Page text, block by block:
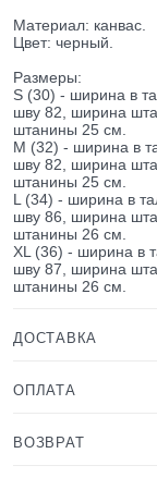
Материал: канвас.
Цвет: черный.
Размеры:
S (30) - ширина в
шву 82, ширина
штанины 25 см.
M (32) - ширина в
шву 82, ширина
штанины 25 см.
L (34) - ширина в
шву 86, ширина
штанины 26 см.
XL (36) - ширина в
шву 87, ширина
штанины 26 см.
ДОСТАВКА
ОПЛАТА
ВОЗВРАТ